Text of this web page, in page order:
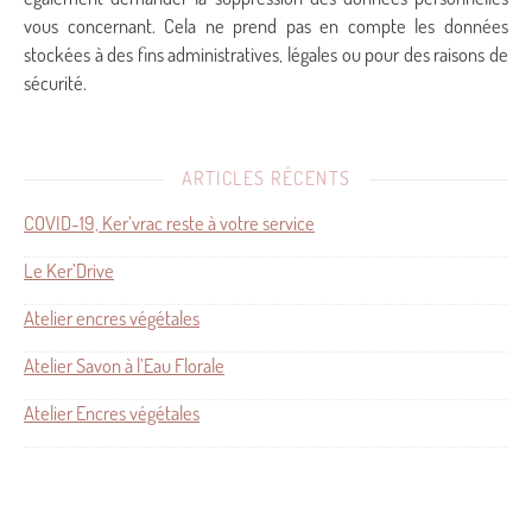
vous concernant. Cela ne prend pas en compte les données
stockées à des fins administratives, légales ou pour des raisons de
sécurité.
ARTICLES RÉCENTS
COVID-19, Ker’vrac reste à votre service
Le Ker’Drive
Atelier encres végétales
Atelier Savon à l’Eau Florale
Atelier Encres végétales